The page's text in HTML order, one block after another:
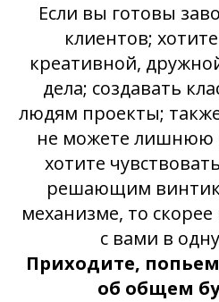
Если вы готовы
клиентов;
креативной,
дела; создавать
людям проекты;
не можете лишнюю
хотите
решающим
механизме, то
с вами в
Приходите,
об общем